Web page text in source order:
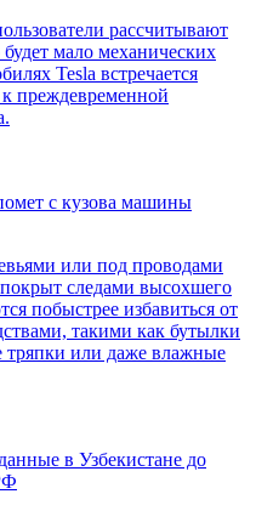
рассчитывают
мало механических
Tesla встречается
преждевременной
с кузова машины
или под проводами
покрыт следами высохшего
побыстрее избавиться от
такими как бутылки
тряпки или даже влажные
в Узбекистане до